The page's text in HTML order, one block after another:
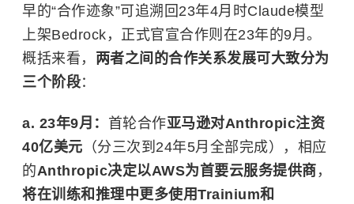
早的“合作迹象”可追溯回23年4月时Claude模型
上架Bedrock，正式官宣合作则在23年的9月。
概括来看， 两者之间的合作关系发展可大致分为
三个阶段：
a. 23年9月： 首轮合作亚马逊对Anthropic注资
40亿美元 （分三次到24年5月全部完成），相应
的Anthropic决定以AWS为首要云服务提供商 ，
将在训练和推理中更多使用Trainium和